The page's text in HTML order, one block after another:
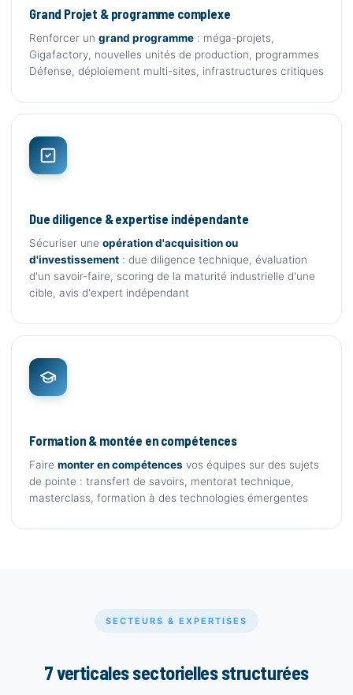
Grand Projet & programme complexe
Renforcer un grand programme : méga-projets,
Gigafactory, nouvelles unités de production, programmes
Défense, déploiement multi-sites, infrastructures critiques
Due diligence & expertise indépendante
Sécuriser une opération d'acquisition ou
d'investissement : due diligence technique, évaluation
d'un savoir-faire, scoring de la maturité industrielle d'une
cible, avis d'expert indépendant
Formation & montée en compétences
Faire monter en compétences vos équipes sur des sujets
de pointe : transfert de savoirs, mentorat technique,
masterclass, formation à des technologies émergentes
SECTEURS & EXPERTISES
7 verticales sectorielles structurées